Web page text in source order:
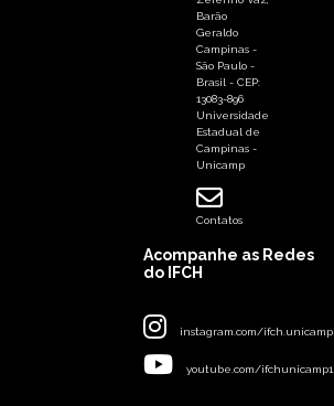
Barão
Geraldo
Campinas -
São Paulo -
Brasil - CEP:
13083-896
Universidade
Estadual de
Campinas -
Unicamp
Contatos
Acompanhe as Redes
do IFCH
instagram.com/ifch.unicamp
youtube.com/ifchunicamp1